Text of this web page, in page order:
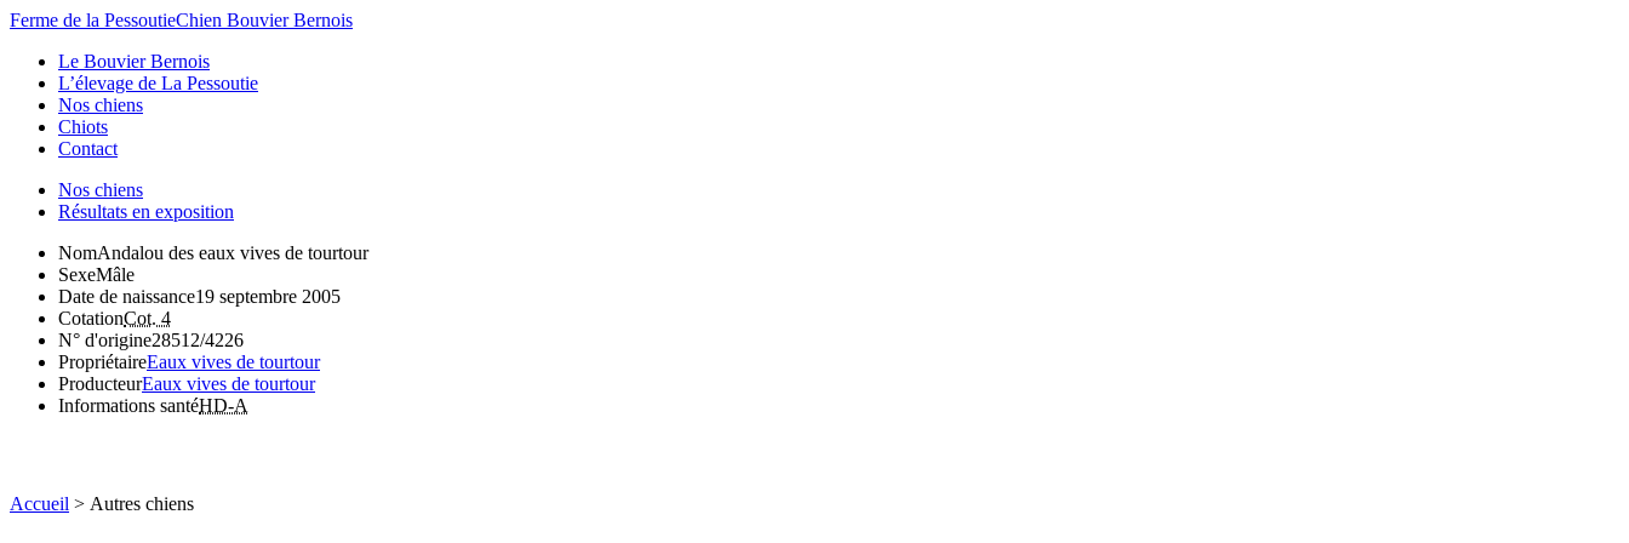
Ferme de la PessoutieChien Bouvier Bernois
Le Bouvier Bernois
L’élevage de La Pessoutie
Nos chiens
Chiots
Contact
Nos chiens
Résultats en exposition
NomAndalou des eaux vives de tourtour
SexeMâle
Date de naissance19 septembre 2005
CotationCot. 4
N° d'origine28512/4226
PropriétaireEaux vives de tourtour
ProducteurEaux vives de tourtour
Informations santéHD-A
Accueil > Autres chiens